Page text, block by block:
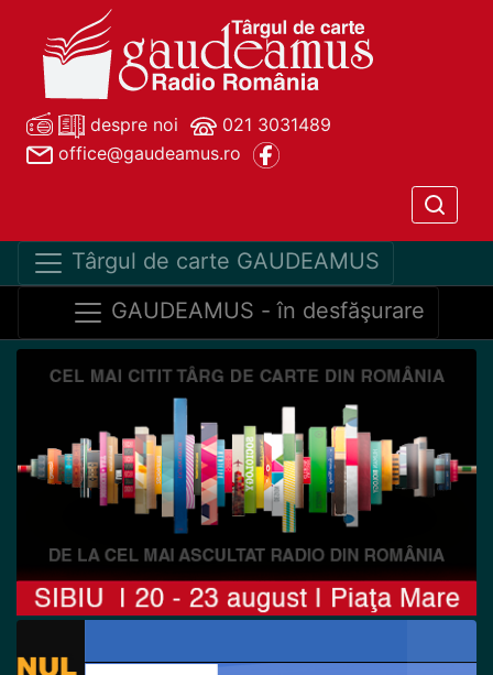
despre noi
021 3031489
office@gaudeamus.ro
Târgul de carte GAUDEAMUS
GAUDEAMUS - în desfăşurare